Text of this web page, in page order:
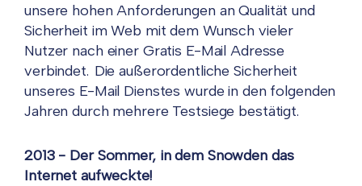
unsere hohen Anforderungen an Qualität und
Sicherheit im Web mit dem Wunsch vieler
Nutzer nach einer Gratis E-Mail Adresse
verbindet. Die außerordentliche Sicherheit
unseres E-Mail Dienstes wurde in den folgenden
Jahren durch mehrere Testsiege bestätigt.
2013 - Der Sommer, in dem Snowden das
Internet aufweckte!